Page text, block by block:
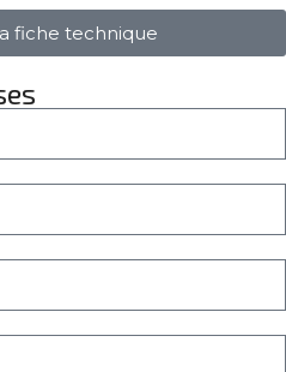
fiche technique